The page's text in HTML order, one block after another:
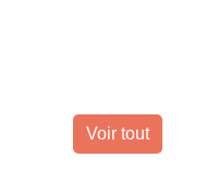
Voir tout